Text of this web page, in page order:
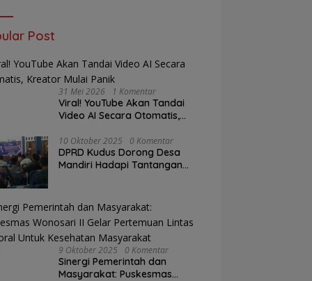
Post
31 Mei 2026 1 Komentar
Viral! YouTube Akan Tandai
Video AI Secara Otomatis,
10 Oktober 2025 0 Komentar
DPRD Kudus Dorong Desa
Mandiri Hadapi Tantangan
9 Oktober 2025 0 Komentar
Sinergi Pemerintah dan
Masyarakat: Puskesmas